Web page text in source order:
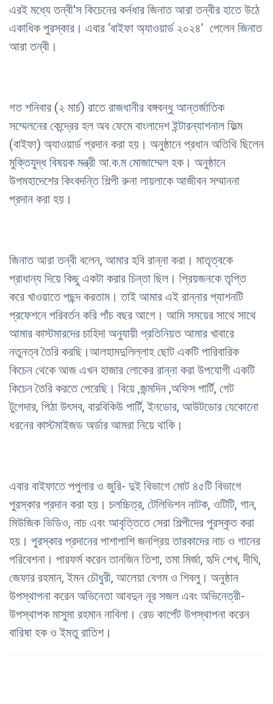
এরই মধ্যে তন্বী'স কিচেনের কর্নধার জিনাত আরা তন্বীর হাতে উঠে
একাধিক পুরস্কার। এবার ‘বাইফা অ্যাওয়ার্ড ২০২৪’ পেলেন জিনাত
আরা তন্বী।
গত শনিবার (২ মার্চ) রাতে রাজধানীর বঙ্গবন্ধু আন্তর্জাতিক
সম্মেলনের কেন্দ্রের হল অব ফেমে বাংলাদেশ ইন্টারন্যাশনাল ফিল্ম
(বাইফা) অ্যাওয়ার্ড প্রদান করা হয়। অনুষ্ঠানে প্রধান অতিথি ছিলেন
মুক্তিযুদ্ধ বিষয়ক মন্ত্রী আ.ক.ম মোজাম্মেল হক। অনুষ্ঠানে
উপমহাদেশের কিংবদন্তি শিল্পী রুনা লায়লাকে আজীবন সম্মাননা
প্রদান করা হয়।
জিনাত আরা তন্বী বলেন, আমার হবি রান্না করা। মাতৃত্বকে
প্রাধান্য দিয়ে কিছু একটা করার চিন্তা ছিল। প্রিয়জনকে তৃপ্তি
করে খাওয়াতে পছন্দ করতাম। তাই আমার এই রান্নার প্যাশনটি
প্রফেশনে পরিবর্তন করি পাঁচ বছর আগে। আমি সময়ের সাথে সাথে
আমার কাস্টমারদের চাহিদা অনুযায়ী প্রতিনিয়ত আমার খাবারে
নতুনত্ব তৈরি করছি।আলহামদুলিল্লাহ ছোট একটি পারিবারিক
কিচেন থেকে আজ এখন হাজার লোকের রান্না করা উপযোগী একটি
কিচেন তৈরি করতে পেরেছি। বিয়ে ,জন্মদিন ,অফিস পার্টি, গেট
টুগেদার, পিঠা উৎসব, বারবিকিউ পার্টি, ইনডোর, আউটডোর যেকোনো
ধরনের কাস্টমাইজড অর্ডার আমরা নিয়ে থাকি।
এবার বাইফাতে পপুলার ও জুরি- দুই বিভাগে মোট ৪৫টি বিভাগে
পুরস্কার প্রদান করা হয়। চলচ্চিত্র, টেলিভিশন নাটক, ওটিটি, গান,
মিউজিক ভিডিও, নাচ এবং আবৃত্তিতে সেরা শিল্পীদের পুরস্কৃত করা
হয়। পুরস্কার প্রদানের পাশাপাশি জনপ্রিয় তারকাদের নাচ ও গানের
পরিবেশনা। পারফর্ম করেন তানজিন তিশা, তমা মির্জা, হৃদি শেখ, দীঘি,
জেফার রহমান, ইমন চৌধুরী, আলেয়া বেগম ও শিবলু। অনুষ্ঠান
উপস্থাপনা করেন অভিনেতা আবদুন নূর সজল এবং অভিনেত্রী-
উপস্থাপক মাসুমা রহমান নাবিলা। রেড কার্পেট উপস্থাপনা করেন
বারিষা হক ও ইমতু রাতিশ।